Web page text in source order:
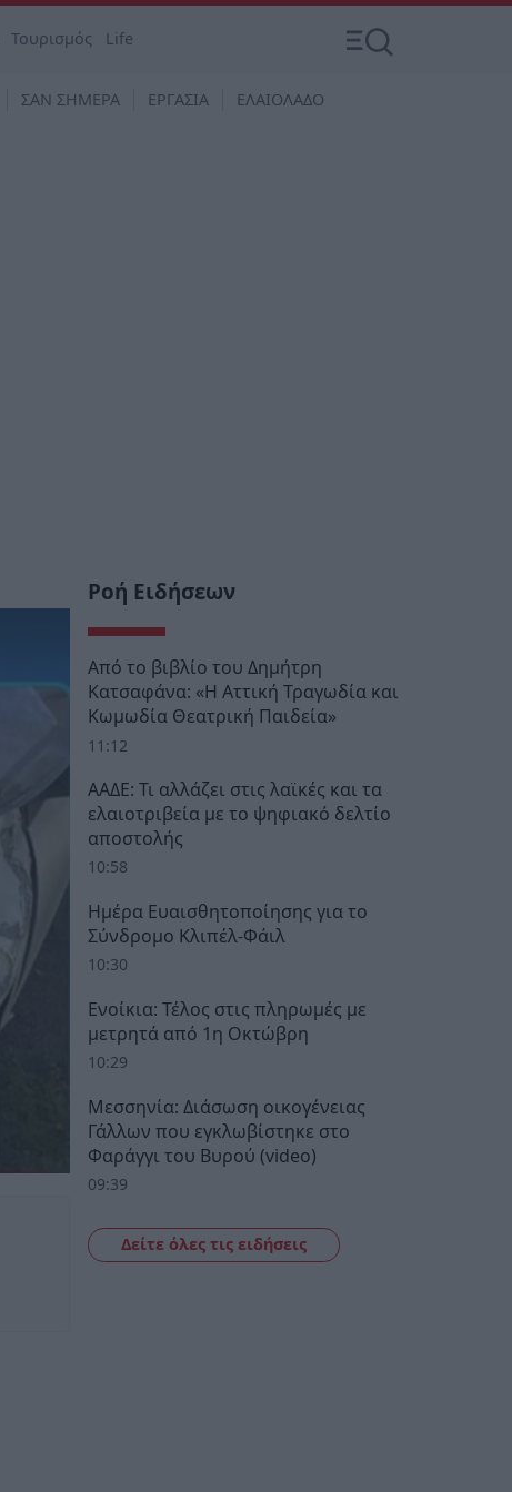
Τουρισμός Life
ΣΑΝ ΣΗΜΕΡΑ ΕΡΓΑΣΙΑ ΕΛΑΙΟΛΑΔΟ
Ροή Ειδήσεων
Από το βιβλίο του Δημήτρη
Κατσαφάνα: «Η Αττική Τραγωδία και
Κωμωδία Θεατρική Παιδεία»
11:12
ΑΑΔΕ: Τι αλλάζει στις λαϊκές και τα
ελαιοτριβεία με το ψηφιακό δελτίο
αποστολής
10:58
Ημέρα Ευαισθητοποίησης για το
Σύνδρομο Κλιπέλ-Φάιλ
10:30
Ενοίκια: Τέλος στις πληρωμές με
μετρητά από 1η Οκτώβρη
10:29
Μεσσηνία: Διάσωση οικογένειας
Γάλλων που εγκλωβίστηκε στο
Φαράγγι του Βυρού (video)
09:39
Δείτε όλες τις ειδήσεις